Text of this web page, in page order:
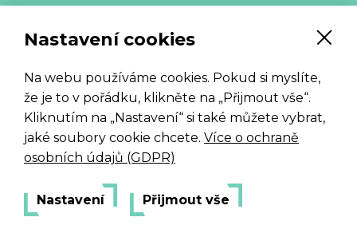
Nastavení cookies
Na webu používáme cookies. Pokud si myslíte,
že je to v pořádku, klikněte na „Přijmout vše“.
Kliknutím na „Nastavení“ si také můžete vybrat,
jaké soubory cookie chcete. Více o ochraně
osobních údajů (GDPR)
Nastavení Přijmout vše